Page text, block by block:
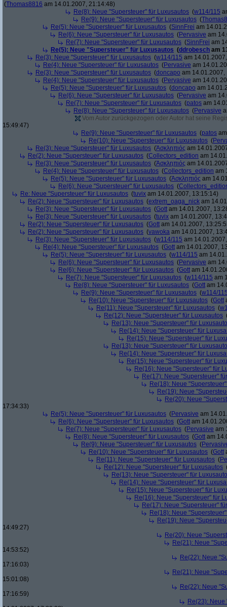
(Thomas8816 am 14.01.2007, 21:14:48)
Re(8): Neue "Supersteuer" für Luxusautos (w114/115
Re(9): Neue "Supersteuer" für Luxusautos (
Re(5): Neue "Supersteuer" für Luxusautos (SinnFrei am
Re(6): Neue "Supersteuer" für Luxusautos (Pervasive am
Re(7): Neue "Supersteuer" für Luxusautos (SinnFrei am
Re(5): Neue "Supersteuer" für Luxusautos (ddrobesch am
Re(3): Neue "Supersteuer" für Luxusautos (w114/115 am
Re(4): Neue "Supersteuer" für Luxusautos (Pervasive am
Re(3): Neue "Supersteuer" für Luxusautos (doncapo am 14.01.2007,
Re(4): Neue "Supersteuer" für Luxusautos (Pervasive am
Re(5): Neue "Supersteuer" für Luxusautos (doncapo am
Re(6): Neue "Supersteuer" für Luxusautos (Pervasive am
Re(7): Neue "Supersteuer" für Luxusautos (patos am
Re(8): Neue "Supersteuer" für Luxusautos (Pervasive
Vom Autor zurückgezogen oder Autor hat seine
15:49:47)
Re(9): Neue "Supersteuer" für Luxusautos (patos
Re(10): Neue "Supersteuer" für Luxusautos (
Re(3): Neue "Supersteuer" für Luxusautos (Ἀσκληπιός am
Re(2): Neue "Supersteuer" für Luxusautos (Collectors_edition am
Re(3): Neue "Supersteuer" für Luxusautos (Ἀσκληπιός am
Re(4): Neue "Supersteuer" für Luxusautos (Collectors_edition am
Re(5): Neue "Supersteuer" für Luxusautos (Ἀσκληπιός am
Re(6): Neue "Supersteuer" für Luxusautos (
Re: Neue "Supersteuer" für Luxusautos (tuvix am 14.01.2007, 13:15:14)
Re(2): Neue "Supersteuer" für Luxusautos (extrem_oaga_nick am
Re(3): Neue "Supersteuer" für Luxusautos (Gott am 14.01.2007,
Re(3): Neue "Supersteuer" für Luxusautos (tuvix am 14.01.2007,
Re(2): Neue "Supersteuer" für Luxusautos (Gott am 14.01.2007,
Re(2): Neue "Supersteuer" für Luxusautos (vawoka am 14.01.2007,
Re(3): Neue "Supersteuer" für Luxusautos (w114/115 am
Re(4): Neue "Supersteuer" für Luxusautos (Gott am 14.01.2007,
Re(5): Neue "Supersteuer" für Luxusautos (w114/115 am
Re(6): Neue "Supersteuer" für Luxusautos (Pervasive am
Re(6): Neue "Supersteuer" für Luxusautos (Gott am
Re(7): Neue "Supersteuer" für Luxusautos (w114/115 am
Re(8): Neue "Supersteuer" für Luxusautos (Gott am
Re(9): Neue "Supersteuer" für Luxusautos (w114/
Re(10): Neue "Supersteuer" für Luxusautos (Gott
Re(11): Neue "Supersteuer" für Luxusautos (
Re(12): Neue "Supersteuer" für Luxusautos
Re(13): Neue "Supersteuer" für
Re(14): Neue "Supersteuer" für
Re(15): Neue "Supersteuer" für
Re(13): Neue "Supersteuer" für
Re(14): Neue "Supersteuer" für
Re(15): Neue "Supersteuer" für
Re(16): Neue "Supersteuer" für
Re(17): Neue "Supersteuer"
Re(18): Neue
Re(19): Neue
Re(20): Neue
17:34:33)
Re(5): Neue "Supersteuer" für Luxusautos (Pervasive am
Re(6): Neue "Supersteuer" für Luxusautos (Gott am
Re(7): Neue "Supersteuer" für Luxusautos (Pervasive am
Re(8): Neue "Supersteuer" für Luxusautos (Gott am
Re(9): Neue "Supersteuer" für Luxusautos (
Re(10): Neue "Supersteuer" für Luxusautos (Gott
Re(11): Neue "Supersteuer" für Luxusautos (
Re(12): Neue "Supersteuer" für Luxusautos
Re(13): Neue "Supersteuer" für
Re(14): Neue "Supersteuer" für
Re(15): Neue "Supersteuer" für
Re(16): Neue "Supersteuer" für
Re(17): Neue "Supersteuer"
Re(18): Neue
Re(19): Neue
14:49:27)
Re(20): Neue
Re(21): Neue
14:53:52)
Re(22): Neue
17:16:03)
Re(21): Neue
15:01:08)
Re(22): Neue
17:16:59)
Re(23):